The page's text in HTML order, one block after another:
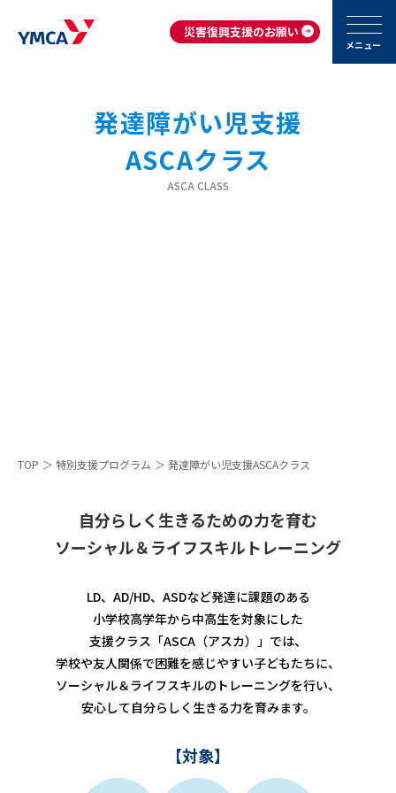
災害復興支援のお願い
メニュー
発達障がい児支援
ASCAクラス
ASCA CLASS
TOP ＞ 特別支援プログラム ＞ 発達障がい児支援ASCAクラス
自分らしく生きるための力を育む
ソーシャル＆ライフスキルトレーニング
LD、AD/HD、ASDなど発達に課題のある
小学校高学年から中高生を対象にした
支援クラス「ASCA（アスカ）」では、
学校や友人関係で困難を感じやすい子どもたちに、
ソーシャル＆ライフスキルのトレーニングを行い、
安心して自分らしく生きる力を育みます。
【対象】